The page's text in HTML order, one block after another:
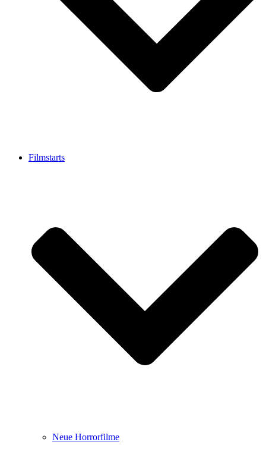
Filmstarts
Neue Horrorfilme